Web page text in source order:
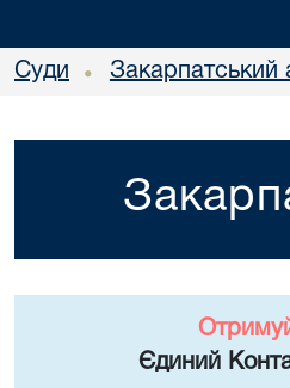
Суди • Закарпатський
Єдиний